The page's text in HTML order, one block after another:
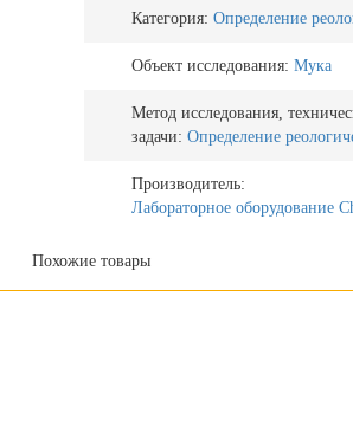
Категория: Определение
Объект исследования: Мука
Метод исследования,
задачи: Определение
Производитель:
Лабораторное оборудование
Похожие товары